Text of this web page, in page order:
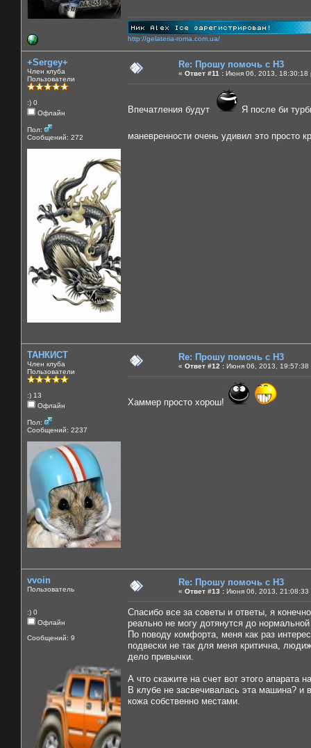
http://gelateria-roma.com.ua/
+Sergey+
Член клуба
Пользователи
:) 0
Офлайн
Пол:
Сообщений: 272
Re: Прошу помочь с Н3
« Ответ #11 : Июня 06, 2013, 18:30:18
Впечатления будут Я после би
маневренности очень удивил это просто
ТАНКИСТ
Член клуба
Пользователи
:) 13
Офлайн
Пол:
Сообщений: 2237
Re: Прошу помочь с Н3
« Ответ #12 : Июня 06, 2013, 19:57:38
Хаммер просто хорош!
vvoin
Пользователь
:) 0
Офлайн
Сообщений: 9
Re: Прошу помочь с Н3
« Ответ #13 : Июня 06, 2013, 21:08:33
Спасибо все за советы и ответы, я
реально не могу дотянутся до
По поводу комфорта, меня как раз
подвески не так для меня критична,
дело привычки.
А что скажите на счет вот этого апарата
В клубе не засвечивалась эта машина? и
кожа собственно местами.